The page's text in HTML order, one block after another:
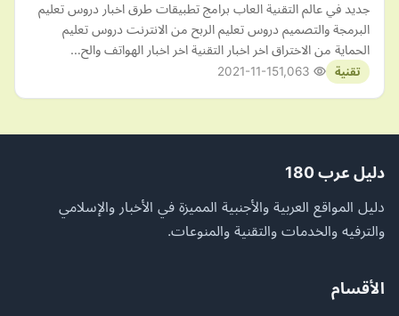
جديد في عالم التقنية العاب برامج تطبيقات طرق اخبار دروس تعليم
البرمجة والتصميم دروس تعليم الربح من الانترنت دروس تعليم
الحماية من الاختراق اخر اخبار التقنية اخر اخبار الهواتف والح…
تقنية 2021-11-15
دليل عرب 180
دليل المواقع العربية والأجنبية المميزة في الأخبار والإسلامي
والترفيه والخدمات والتقنية والمنوعات.
الأقسام